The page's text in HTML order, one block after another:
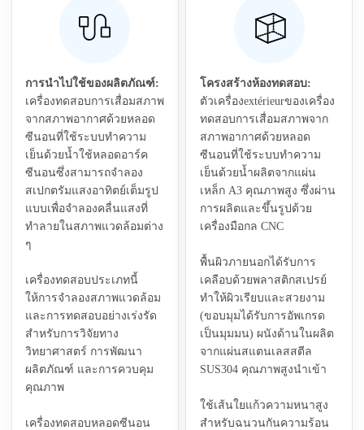
การนำไปใช้ของผลิตภัณฑ์:
เครื่องทดสอบการเสื่อมสภาพ
จากสภาพอากาศด้วยหลอด
ซีนอนที่ใช้ระบบทำความ
เย็นด้วยน้ำใช้หลอดอาร์ค
ซีนอนซึ่งสามารถจำลอง
สเปกตรัมแสงอาทิตย์เต็มรูป
แบบเพื่อจำลองคลื่นแสงที่
ทำลายในสภาพแวดล้อมต่าง
ๆ
เครื่องทดสอบประเภทนี้
ให้การจำลองสภาพแวดล้อม
และการทดสอบอย่างเร่งรัด
สำหรับการวิจัยทาง
วิทยาศาสตร์ การพัฒนา
ผลิตภัณฑ์ และการควบคุม
คุณภาพ
เครื่องทดสอบหลอดซีนอน
โครงสร้างห้องทดสอบ:
ตัวเครื่องextérieurของเครื่อง
ทดสอบการเสื่อมสภาพจาก
สภาพอากาศด้วยหลอด
ซีนอนที่ใช้ระบบทำความ
เย็นด้วยน้ำผลิตจากแผ่น
เหล็ก A3 คุณภาพสูง ซึ่งผ่าน
การผลิตและขึ้นรูปด้วย
เครื่องมือกล CNC
พื้นผิวภายนอกได้รับการ
เคลือบด้วยพลาสติกสเปรย์
ทำให้ผิวเรียบและสวยงาม
(ขอบมุมได้รับการอัพเกรด
เป็นมุมมน) ผนังด้านในผลิต
จากแผ่นสแตนเลสสตีล
SUS304 คุณภาพสูงนำเข้า
ใช้เส้นใยแก้วความหนาสูง
สำหรับฉนวนกันความร้อน